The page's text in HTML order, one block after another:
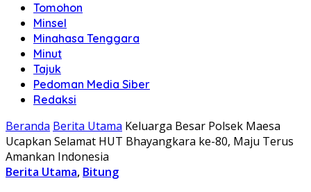
Tomohon
Minsel
Minahasa Tenggara
Minut
Tajuk
Pedoman Media Siber
Redaksi
Beranda Berita Utama Keluarga Besar Polsek Maesa
Ucapkan Selamat HUT Bhayangkara ke-80, Maju Terus
Amankan Indonesia
Berita Utama, Bitung